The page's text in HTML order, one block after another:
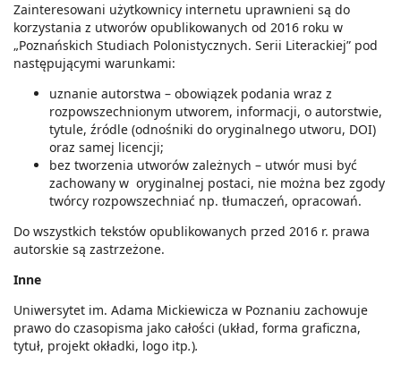
Zainteresowani użytkownicy internetu uprawnieni są do
korzystania z utworów opublikowanych od 2016 roku w
„Poznańskich Studiach Polonistycznych. Serii Literackiej” pod
następującymi warunkami:
uznanie autorstwa – obowiązek podania wraz z
rozpowszechnionym utworem, informacji, o autorstwie,
tytule, źródle (odnośniki do oryginalnego utworu, DOI)
oraz samej licencji;
bez tworzenia utworów zależnych – utwór musi być
zachowany w oryginalnej postaci, nie można bez zgody
twórcy rozpowszechniać np. tłumaczeń, opracowań.
Do wszystkich tekstów opublikowanych przed 2016 r. prawa
autorskie są zastrzeżone.
Inne
Uniwersytet im. Adama Mickiewicza w Poznaniu zachowuje
prawo do czasopisma jako całości (układ, forma graficzna,
tytuł, projekt okładki, logo itp.).